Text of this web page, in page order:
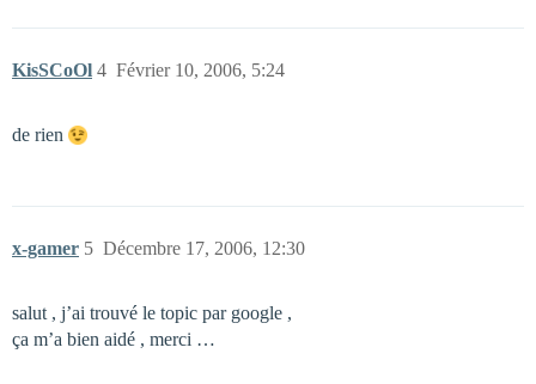
KisSCoOl Février 10, 2006, 5:24
4
de rien
x-gamer Décembre 17, 2006, 12:30
5
salut , j’ai trouvé le topic par google ,
ça m’a bien aidé , merci …